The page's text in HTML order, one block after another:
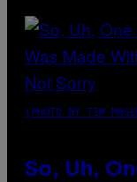
(PHOTO BY TIM
So, Uh,